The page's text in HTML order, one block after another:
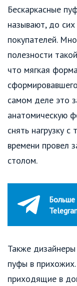
Бескаркасные
называют, до
покупателей.
полезности
что мягкая
самом деле это
анатомическую
снять нагрузку
времени провел
столом.
Больше
Также
пуфы в
приходящие в